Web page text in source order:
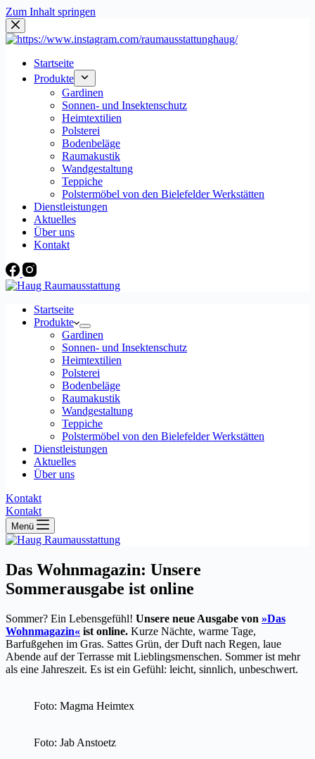
Zum Inhalt springen
Startseite
Produkte
Gardinen
Sonnen- und Insektenschutz
Heimtextilien
Polsterei
Bodenbeläge
Raumakustik
Wandgestaltung
Teppiche
Polstermöbel von den Bielefelder Werkstätten
Dienstleistungen
Aktuelles
Über uns
Kontakt
Startseite
Produkte
Gardinen
Sonnen- und Insektenschutz
Heimtextilien
Polsterei
Bodenbeläge
Raumakustik
Wandgestaltung
Teppiche
Polstermöbel von den Bielefelder Werkstätten
Dienstleistungen
Aktuelles
Über uns
Kontakt
Kontakt
Menü
Das Wohnmagazin: Unsere
Sommerausgabe ist online
Sommer? Ein Lebensgefühl! Unsere neue Ausgabe von »Das
Wohnmagazin« ist online. Kurze Nächte, warme Tage,
Barfußgehen im Gras. Sattes Grün, der Duft nach Regen, laue
Abende auf der Terrasse mit Lieblingsmenschen. Sommer ist mehr
als eine Jahreszeit. Es ist ein Gefühl: leicht, sinnlich, unbeschwert.
Foto: Magma Heimtex
Foto: Jab Anstoetz